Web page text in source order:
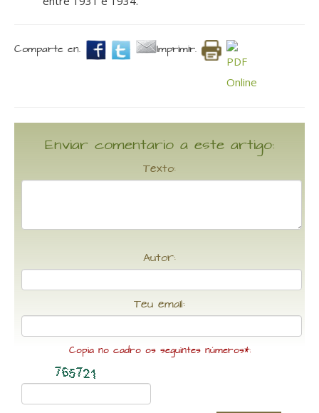
Comparte en. Imprimir.
Enviar comentario a este artigo:
Texto:
Autor:
Teu email:
Copia no cadro os seguintes números*: